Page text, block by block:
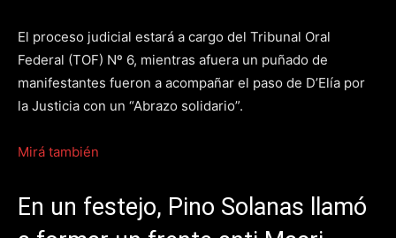
El proceso judicial estará a cargo del Tribunal Oral
Federal (TOF) Nº 6, mientras afuera un puñado de
manifestantes fueron a acompañar el paso de D’Elía por
la Justicia con un “Abrazo solidario”.
Mirá también
En un festejo, Pino Solanas llamó